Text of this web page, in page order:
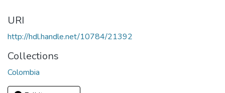
URI
http://hdl.handle.net/10784/21392
Collections
Colombia